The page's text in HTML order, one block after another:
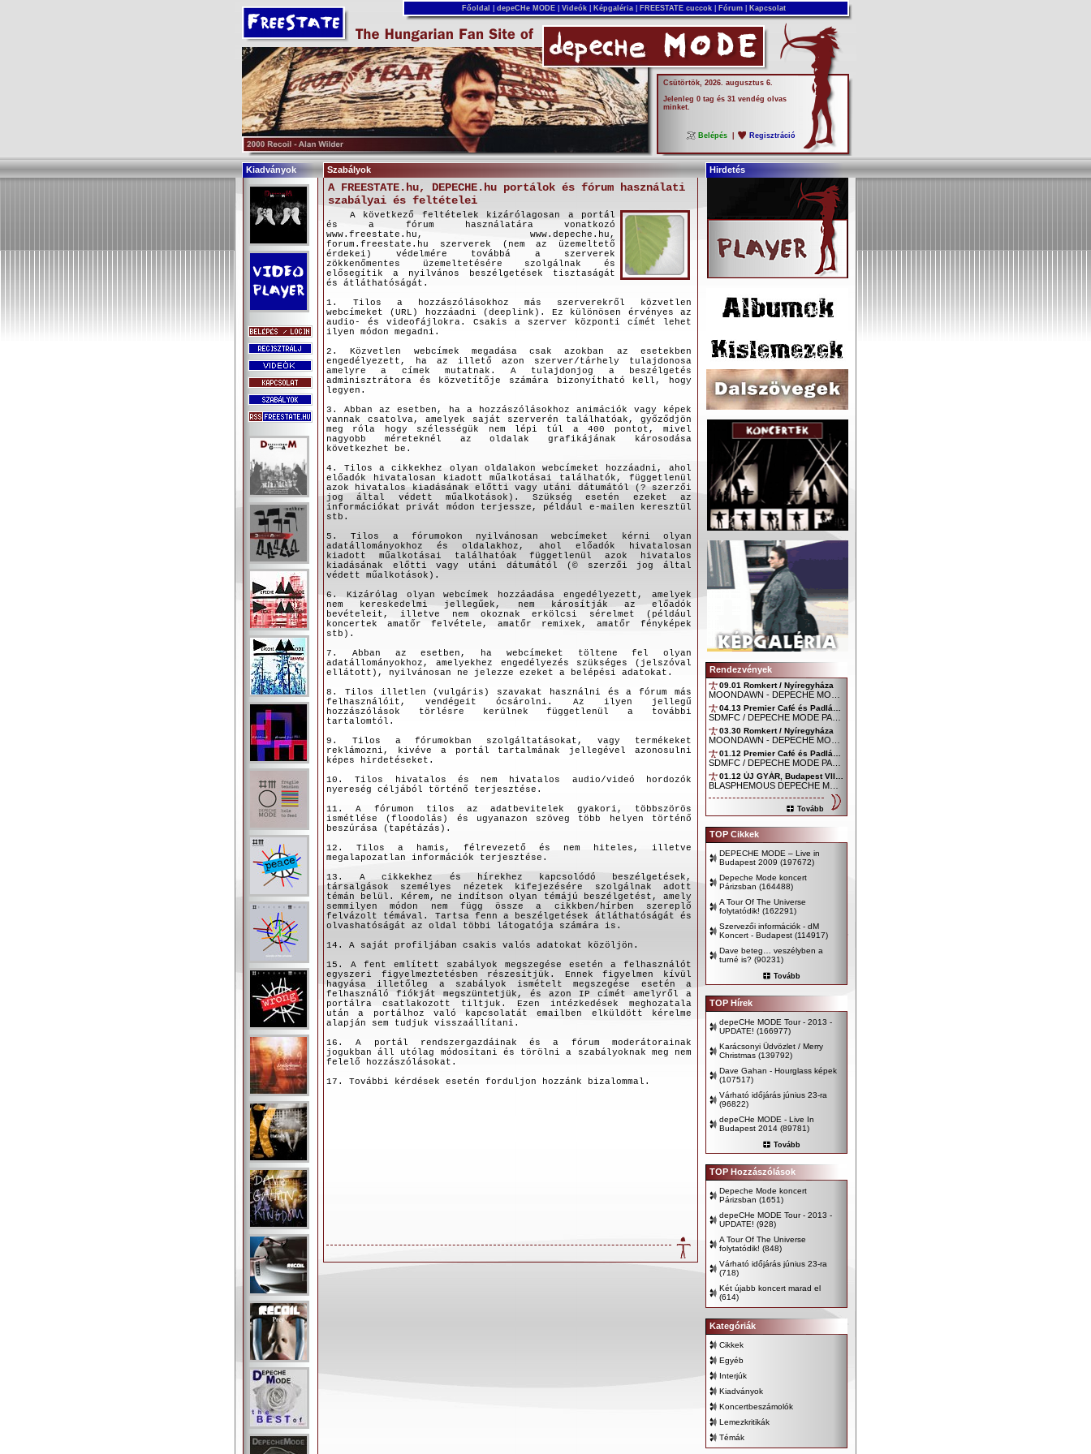
Főoldal depeCHe MODE Videók Képgaléria FREESTATE cuccok Fórum Kapcsolat
Csütörtök, 2026. augusztus 6.
Jelenleg 0 tag és 31 vendég olvas
minket.
Belépés Regisztráció
Kiadványok Szabályok Hirdetés
A FREESTATE.hu, DEPECHE.hu portálok és fórum használati
szabályai és feltételei
A következő feltételek kizárólagosan a portál
és a fórum használatára vonatkozó
www.freestate.hu, www.depeche.hu,
forum.freestate.hu szerverek (nem az üzemeltető
érdekei) védelmére továbbá a szerverek
zökkenőmentes üzemeltetésére szolgálnak és
elősegítik a nyilvános beszélgetések tisztaságát
és átláthatóságát.
1. Tilos a hozzászólásokhoz más szerverekről közvetlen
webcímeket (URL) hozzáadni (deeplink). Ez különösen érvényes az
audio- és videofájlokra. Csakis a szerver központi címét lehet
ilyen módon megadni.
2. Közvetlen webcímek megadása csak azokban az esetekben
engedélyezett, ha az illető azon szerver/tárhely tulajdonosa
amelyre a címek mutatnak. A tulajdonjog a beszélgetés
adminisztrátora és közvetítője számára bizonyítható kell, hogy
legyen.
3. Abban az esetben, ha a hozzászólásokhoz animációk vagy képek
vannak csatolva, amelyek saját szerverén találhatóak, győződjön
meg róla hogy szélességük nem lépi túl a 400 pontot, mivel
nagyobb méreteknél az oldalak grafikájának károsodása
következhet be.
4. Tilos a cikkekhez olyan oldalakon webcímeket hozzáadni, ahol
előadók hivatalosan kiadott műalkotásai találhatók, függetlenül
azok hivatalos kiadásának előtti vagy utáni dátumától (? szerzői
jog által védett műalkotások). Szükség esetén ezeket az
információkat privát módon terjessze, például e-mailen keresztül
stb.
5. Tilos a fórumokon nyilvánosan webcímeket kérni olyan
adatállományokhoz és oldalakhoz, ahol előadók hivatalosan
kiadott műalkotásai találhatóak függetlenül azok hivatalos
kiadásának előtti vagy utáni dátumától (© szerzői jog által
védett műalkotások).
6. Kizárólag olyan webcímek hozzáadása engedélyezett, amelyek
nem kereskedelmi jellegűek, nem károsítják az előadók
bevételeit, illetve nem okoznak erkölcsi sérelmet (például
koncertek amatőr felvétele, amatőr remixek, amatőr fényképek
stb).
7. Abban az esetben, ha webcímeket töltene fel olyan
adatállományokhoz, amelyekhez engedélyezés szükséges (jelszóval
ellátott), nyilvánosan ne jelezze ezeket a belépési adatokat.
8. Tilos illetlen (vulgáris) szavakat használni és a fórum más
felhasználóit, vendégeit ócsárolni. Az ilyen jellegű
hozzászólások törlésre kerülnek függetlenül a további
tartalomtól.
9. Tilos a fórumokban szolgáltatásokat, vagy termékeket
reklámozni, kivéve a portál tartalmának jellegével azonosulni
képes hirdetéseket.
10. Tilos hivatalos és nem hivatalos audio/videó hordozók
nyereség céljából történő terjesztése.
11. A fórumon tilos az adatbevitelek gyakori, többszörös
ismétlése (floodolás) és ugyanazon szöveg több helyen történő
beszúrása (tapétázás).
12. Tilos a hamis, félrevezető és nem hiteles, illetve
megalapozatlan információk terjesztése.
13. A cikkekhez és hírekhez kapcsolódó beszélgetések,
társalgások személyes nézetek kifejezésére szolgálnak adott
témán belül. Kérem, ne indítson olyan témájú beszélgetést, amely
semmilyen módon nem függ össze a cikkben/hírben szereplő
felvázolt témával. Tartsa fenn a beszélgetések átláthatóságát és
olvashatóságát az oldal többi látogatója számára is.
14. A saját profiljában csakis valós adatokat közöljön.
15. A fent említett szabályok megszegése esetén a felhasználót
egyszeri figyelmeztetésben részesítjük. Ennek figyelmen kívül
hagyása illetőleg a szabályok ismételt megszegése esetén a
felhasználó fiókját megszüntetjük, és azon IP címét amelyről a
portálra csatlakozott tiltjuk. Ezen intézkedések meghozatala
után a portálhoz való kapcsolatát emailben elküldött kérelme
alapján sem tudjuk visszaállítani.
16. A portál rendszergazdáinak és a fórum moderátorainak
jogukban áll utólag módosítani és törölni a szabályoknak meg nem
felelő hozzászólásokat.
17. További kérdések esetén forduljon hozzánk bizalommal.
Rendezvények
09.01 Romkert / Nyíregyháza
03.30 Romkert / Nyíregyháza
Tovább
TOP Cikkek
DEPECHE MODE – Live in
Budapest 2009 (197672)
Depeche Mode koncert
Párizsban (164488)
A Tour Of The Universe
folytatódik! (162291)
Szervezői információk - dM
Koncert - Budapest (114917)
Dave beteg… veszélyben a
turné is? (90231)
Tovább
TOP Hírek
depeCHe MODE Tour - 2013 -
UPDATE! (166977)
Karácsonyi Üdvözlet / Merry
Christmas (139792)
Dave Gahan - Hourglass képek
(107517)
Várható időjárás június 23-ra
(96822)
depeCHe MODE - Live In
Budapest 2014 (89781)
Tovább
TOP Hozzászólások
Depeche Mode koncert
Párizsban (1651)
depeCHe MODE Tour - 2013 -
UPDATE! (928)
A Tour Of The Universe
folytatódik! (848)
Várható időjárás június 23-ra
(718)
Két újabb koncert marad el
(614)
Kategóriák
Cikkek
Egyéb
Interjúk
Kiadványok
Koncertbeszámolók
Lemezkritikák
Témák